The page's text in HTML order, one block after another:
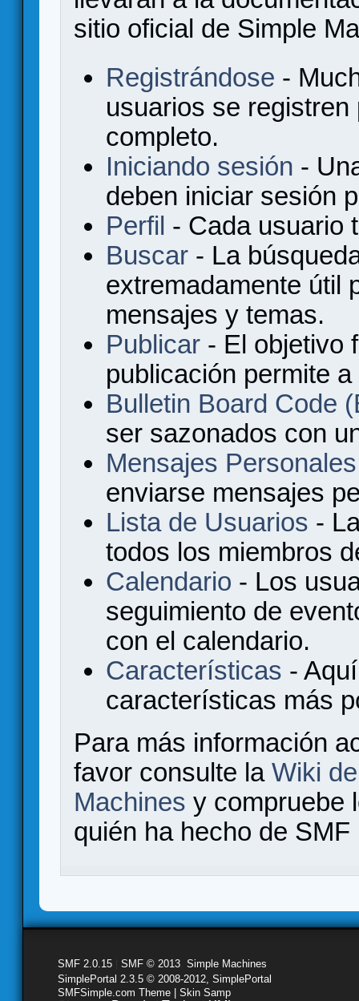
sitio oficial de Simple
Registrándose -
usuarios se
completo.
Iniciando sesión -
deben iniciar sesión
Perfil - Cada usuario
Buscar - La
extremadamente útil
mensajes y temas.
Publicar - El objetivo
publicación permite
Bulletin Board Code
ser sazonados con
Mensajes Personales
enviarse mensajes
Lista de Usuarios -
todos los miembros
Calendario - Los
seguimiento de
con el calendario.
Características -
características más
Para más información
favor consulte la Wiki
Machines y compruebe
quién ha hecho de
SMF 2.0.15 SMF © 2013 Simple Machines
SimplePortal 2.3.5 © 2008-2012, SimplePortal
SMFSimple.com Theme | Skin Samp